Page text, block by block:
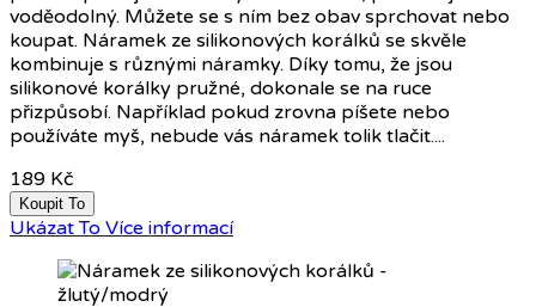
voděodolný. Můžete se s ním bez obav sprchovat nebo
koupat. Náramek ze silikonových korálků se skvěle
kombinuje s různými náramky. Díky tomu, že jsou
silikonové korálky pružné, dokonale se na ruce
přizpůsobí. Například pokud zrovna píšete nebo
používáte myš, nebude vás náramek tolik tlačit....
189 Kč
Koupit To
Ukázat To Více informací